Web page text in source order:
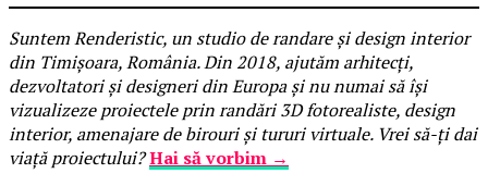
Suntem Renderistic, un studio de randare și design interior
din Timișoara, România. Din 2018, ajutăm arhitecți,
dezvoltatori și designeri din Europa și nu numai să își
vizualizeze proiectele prin randări 3D fotorealiste, design
interior, amenajare de birouri și tururi virtuale. Vrei să-ți dai
viață proiectului?Hai să vorbim →